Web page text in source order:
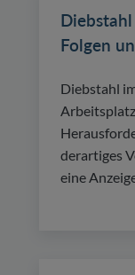
Folgen
Diebstahl
derartiges
eine